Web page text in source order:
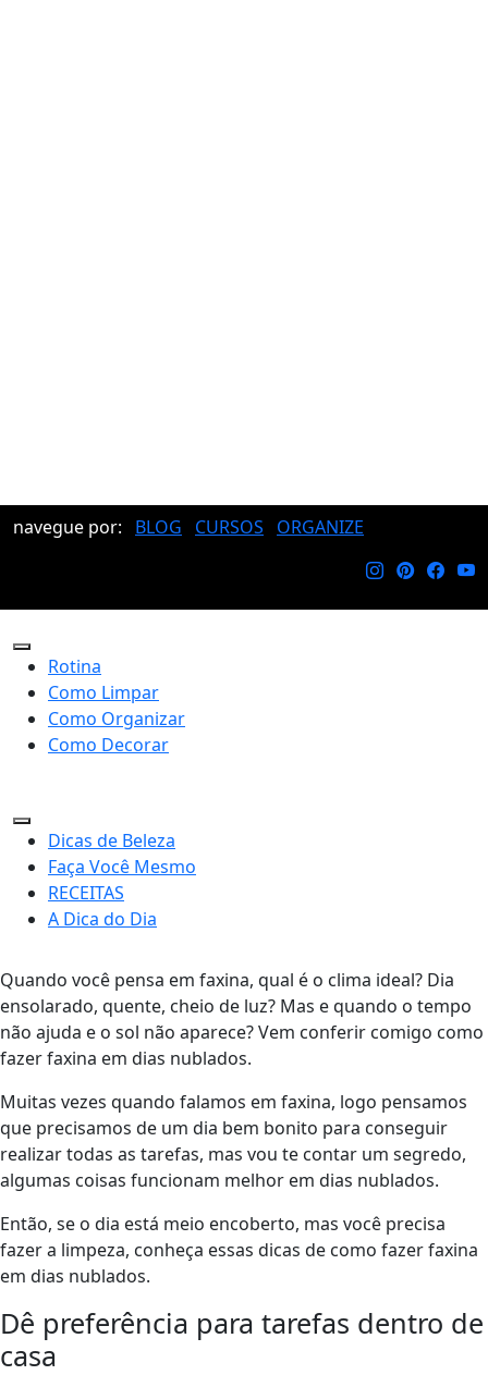
navegue por: BLOG CURSOS ORGANIZE
Rotina
Como Limpar
Como Organizar
Como Decorar
Dicas de Beleza
Faça Você Mesmo
RECEITAS
A Dica do Dia
Quando você pensa em faxina, qual é o clima ideal? Dia
ensolarado, quente, cheio de luz? Mas e quando o tempo
não ajuda e o sol não aparece? Vem conferir comigo como
fazer faxina em dias nublados.
Muitas vezes quando falamos em faxina, logo pensamos
que precisamos de um dia bem bonito para conseguir
realizar todas as tarefas, mas vou te contar um segredo,
algumas coisas funcionam melhor em dias nublados.
Então, se o dia está meio encoberto, mas você precisa
fazer a limpeza, conheça essas dicas de como fazer faxina
em dias nublados.
Dê preferência para tarefas dentro de
casa